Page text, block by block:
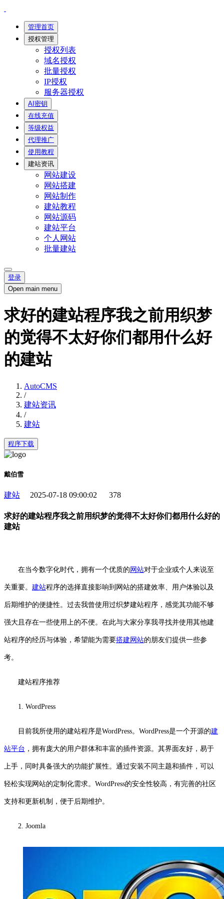
管理首页
授权管理
授权列表
域名授权
批量授权
IP授权
服务器授权
AI密钥
在线充值
等级权益
代理推广
使用教程
建站资讯
网站建设
网站搭建
网站制作
建站教程
网站源码
建站平台
个人网站
批量建站
登录
Open main menu
求好的建站程序我之前用织梦
的觉得不太好你们都用什么好
的建站
AutoCMS
/
建站资讯
/
建站
程序下载
戴伯雪
建站 2025-07-18 09:00:02 378
求好的建站程序我之前用织梦的觉得不太好你们都用什么好的
建站
在当今数字化时代，拥有一个优质的 网站对于企业或个人来说至
关重要。 建站程序的选择直接影响到网站的搭建效率、用户体验以及
后期维护的便捷性。过去我曾使用过织梦建站程序，感觉其功能不够
强大且存在一些使用上的不便。在此与大家分享我寻找并使用其他建
站程序的经历与体验，希望能为需要搭建网站的朋友们提供一些参
考。
建站程序推荐
1. WordPress
目前我所使用的建站程序是WordPress。WordPress是一个开源的建
站平台 ，拥有庞大的用户群体和丰富的插件资源。其界面友好，易于
上手，同时具备强大的功能扩展性。通过安装不同主题和插件，可以
轻松实现网站的定制化需求。WordPress的安全性较高，有完善的社区
支持和更新机制，便于后期维护。
2. Joomla